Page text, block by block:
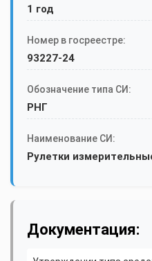
1 год
Номер в госреестре:
93227-24
Обозначение типа СИ:
РНГ
Наименование СИ:
Рулетки
Документация: